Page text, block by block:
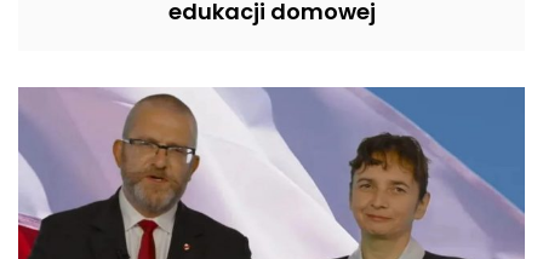
edukacji domowej